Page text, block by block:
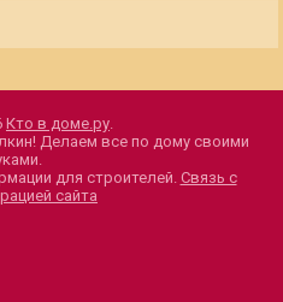
Кто в доме.ру.
Делаем все по дому своими
для строителей. Связь с
сайта